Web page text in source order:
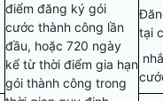
điểm đăng ký gói
cước thành công lần
đầu, hoặc 720 ngày
kể từ thời điểm gia hạn
gói thành công trong
tại